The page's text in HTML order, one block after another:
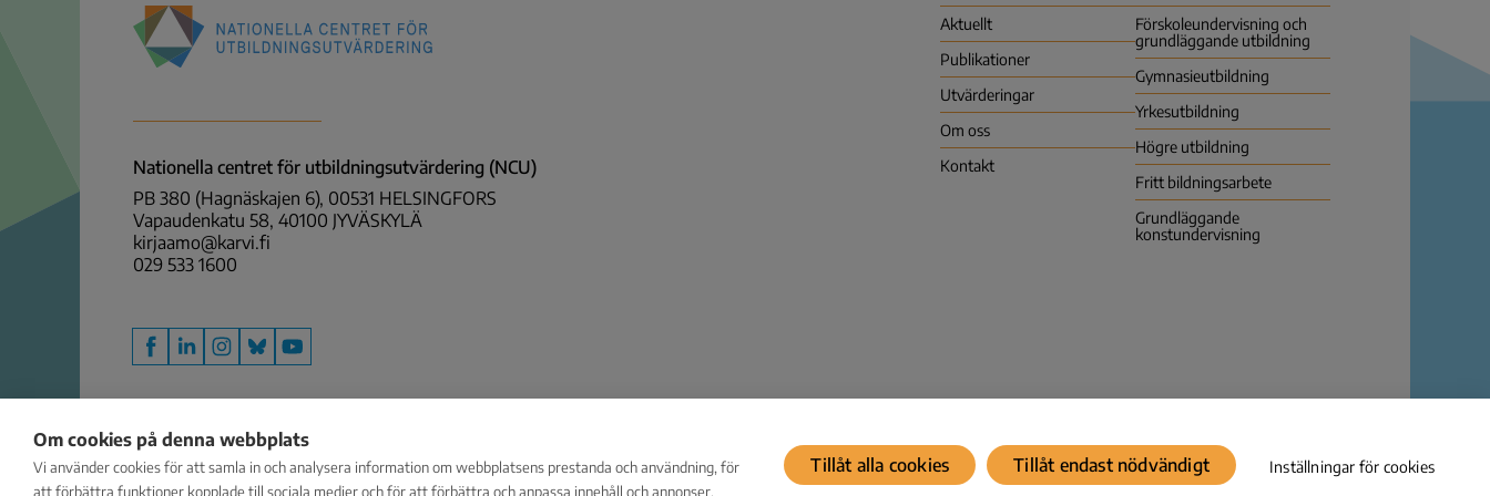
för
(NCU)
Aktuellt
Publikationer
Utvärderingar
Om oss
Kontakt
Förskoleundervisning och
grundläggande utbildning
Gymnasie­utbildning
Yrkes­utbildning
Högre utbildning
Fritt bildningsarbete
Grundläggande
konstundervisning
Nationella centret för utbildningsutvärdering (NCU)
PB 380 (Hagnäskajen 6), 00531 HELSINGFORS
Vapaudenkatu 58, 40100 JYVÄSKYLÄ
kirjaamo@karvi.fi
029 533 1600
Facebook
LinkedInInstagram
Bluesky
Om cookies på denna webbplats
Vi använder cookies för att samla in och analysera information om webbplatsens prestanda och användning, för
att förbättra funktioner kopplade till sociala medier och för att förbättra och anpassa innehåll och annonser.
Tillåt alla cookies Tillåt endast nödvändigt Inställningar för cookies